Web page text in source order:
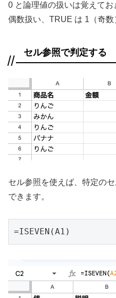
0 と論理値の扱いは覚えて
偶数扱い、TRUE は 1（奇数
セル参照で判定する
セル参照を使えば、特定の
できます。
=ISEVEN(A1)